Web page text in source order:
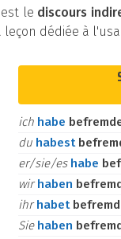
le discours
dédiée à
ich habe
du habest
er/sie/es habe
wirhaben
ihrhabet
Sie haben